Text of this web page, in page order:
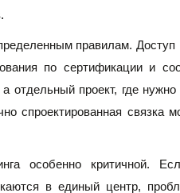
правилам. Доступ
по сертификации и
проект, где нужно
спроектированная связка
особенно критичной.
в единый центр,